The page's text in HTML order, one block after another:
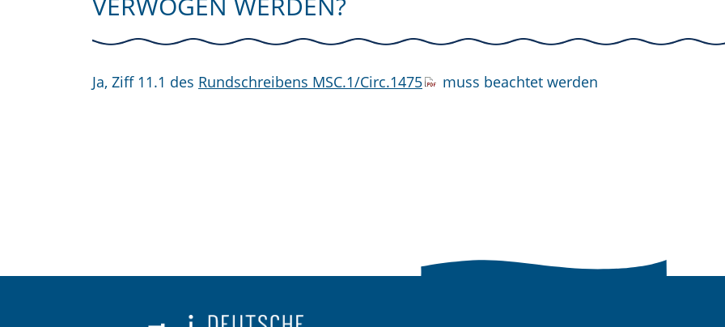
Ja, Ziff 11.1 des Rundschreibens MSC.1/Circ.1475 muss beachtet werden